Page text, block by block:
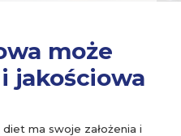
może
jakościowa
ma swoje założenia i